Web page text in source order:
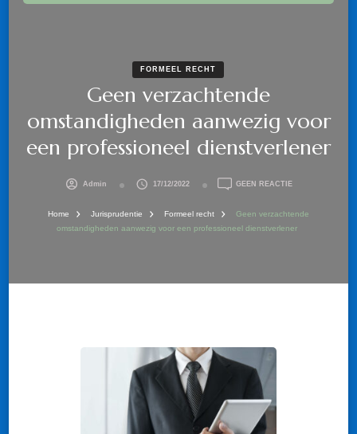
FORMEEL RECHT
Geen verzachtende
omstandigheden aanwezig voor
een professioneel dienstverlener
Admin 17/12/2022 GEEN REACTIEOP
AANWEZIG
Home Jurisprudentie Formeel recht
Geen verzachtende
omstandigheden aanwezig voor een professioneel dienstverlener